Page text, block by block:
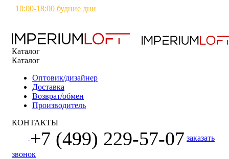
10:00-18:00 будние дни
Каталог
Каталог
Оптовик/дизайнер
Доставка
Возврат/обмен
Производитель
КОНТАКТЫ
+7 (499) 229-57-07 заказать
звонок